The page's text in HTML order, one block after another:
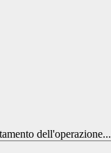
dell'operazione...